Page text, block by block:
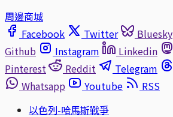
周邊商城
Facebook
Twitter Bluesky
Github
Instagram Linkedin
Pinterest
Reddit Telegram
Whatsapp
Youtube
RSS
以色列-哈馬斯戰爭